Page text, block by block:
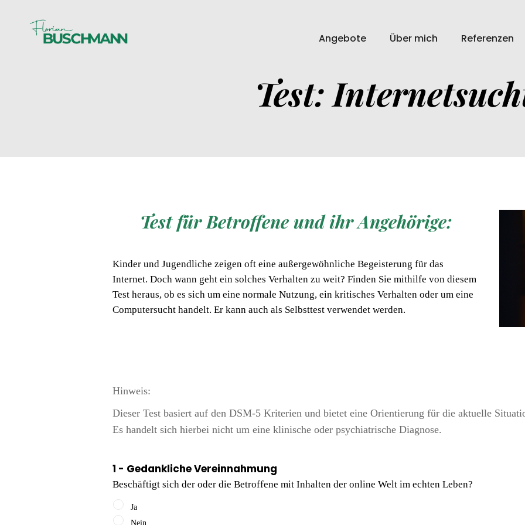
Angebote Über mich Referenzen
Test:
Test für Betroffene und ihr Angehörige:
Kinder und Jugendliche zeigen oft eine außergewöhnliche Begeisterung für das
Internet. Doch wann geht ein solches Verhalten zu weit? Finden Sie mithilfe von diesem
Test heraus, ob es sich um eine normale Nutzung, ein kritisches Verhalten oder um eine
Computersucht handelt. Er kann auch als Selbsttest verwendet werden.
Hinweis:
Dieser Test basiert auf den DSM-5 Kriterien und bietet eine Orientierung für die aktuelle
Es handelt sich hierbei nicht um eine klinische oder psychiatrische Diagnose.
1 - Gedankliche Vereinnahmung
Beschäftigt sich der oder die Betroffene mit Inhalten der online Welt im echten Leben?
Ja
Nein